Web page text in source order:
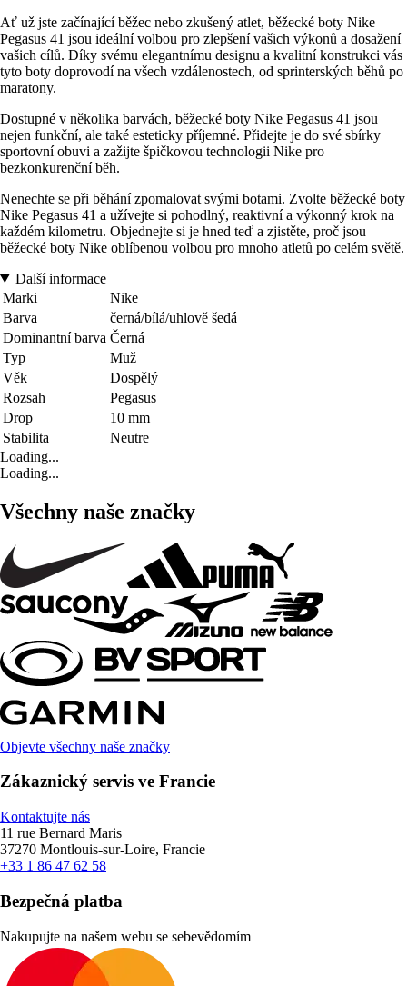
Ať už jste začínající běžec nebo zkušený atlet, běžecké boty Nike
Pegasus 41 jsou ideální volbou pro zlepšení vašich výkonů a dosažení
vašich cílů. Díky svému elegantnímu designu a kvalitní konstrukci vás
tyto boty doprovodí na všech vzdálenostech, od sprinterských běhů po
maratony.
Dostupné v několika barvách, běžecké boty Nike Pegasus 41 jsou
nejen funkční, ale také esteticky příjemné. Přidejte je do své sbírky
sportovní obuvi a zažijte špičkovou technologii Nike pro
bezkonkurenční běh.
Nenechte se při běhání zpomalovat svými botami. Zvolte běžecké boty
Nike Pegasus 41 a užívejte si pohodlný, reaktivní a výkonný krok na
každém kilometru. Objednejte si je hned teď a zjistěte, proč jsou
běžecké boty Nike oblíbenou volbou pro mnoho atletů po celém světě.
Další informace
Marki
Nike
Barva
černá/bílá/uhlově šedá
Dominantní barva Černá
Typ
Muž
Věk
Dospělý
Rozsah
Pegasus
Drop
10 mm
Stabilita
Neutre
Loading...
Loading...
Všechny naše značky
Objevte všechny naše značky
Zákaznický servis ve Francie
Kontaktujte nás
11 rue Bernard Maris
37270 Montlouis-sur-Loire, Francie
+33 1 86 47 62 58
Bezpečná platba
Nakupujte na našem webu se sebevědomím